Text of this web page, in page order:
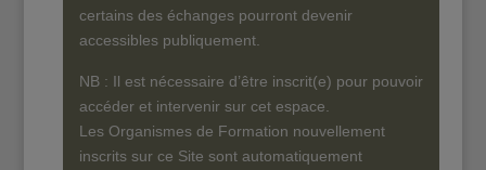
certains des échanges pourront devenir
accessibles publiquement.
NB : Il est nécessaire d’être inscrit(e) pour pouvoir
accéder et intervenir sur cet espace.
Les Organismes de Formation nouvellement
inscrits sur ce Site sont automatiquement